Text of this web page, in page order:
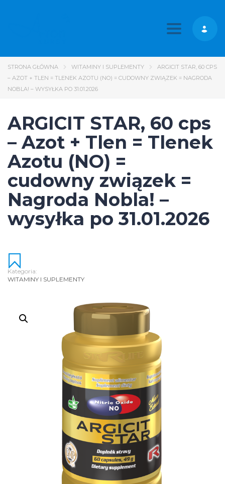
Toggle
STRONA GŁÓWNA WITAMINY I SUPLEMENTY
ARGICIT STAR, 60 CPS
– AZOT + TLEN = TLENEK AZOTU (NO) = CUDOWNY ZWIĄZEK = NAGRODA
NOBLA! – WYSYŁKA PO 31.01.2026
ARGICIT STAR, 60 cps
– Azot + Tlen = Tlenek
Azotu (NO) =
cudowny związek =
Nagroda Nobla! –
wysyłka po 31.01.2026
Kategoria:
WITAMINY I SUPLEMENTY